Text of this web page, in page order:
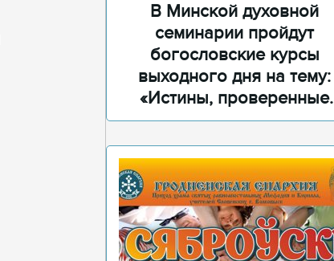
В Минской духовной
семинарии пройдут
богословские курсы
выходного дня на тему:
«Истины, проверенные
временем»